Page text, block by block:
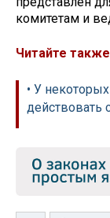
комитетам и
Читайте
• У
действовать